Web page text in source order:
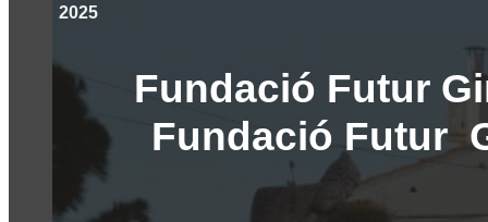
2025
Fundació Futur
Fundació Futur